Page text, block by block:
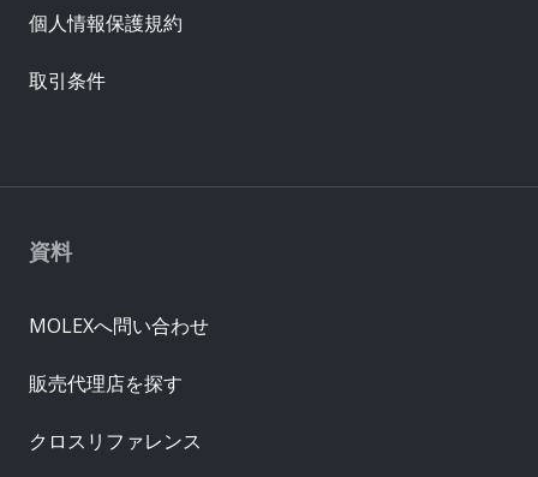
資料
MOLEXへ問い合わせ
販売代理店を探す
クロスリファレンス
個人情報保護規約
取引条件